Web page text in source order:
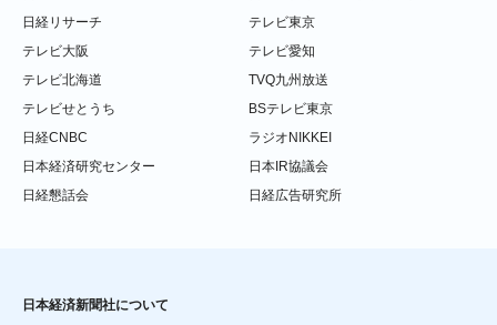
日経リサーチ
テレビ東京
テレビ大阪
テレビ愛知
テレビ北海道
TVQ九州放送
テレビせとうち
BSテレビ東京
日経CNBC
ラジオNIKKEI
日本経済研究センター
日本IR協議会
日経懇話会
日経広告研究所
日本経済新聞社について